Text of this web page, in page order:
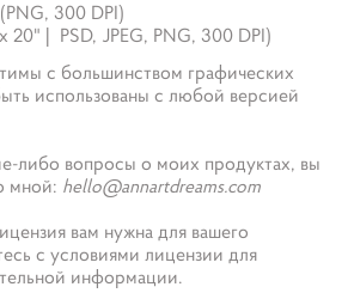
300 DPI)
20" | PSD, JPEG, PNG, 300 DPI)
с большинством графических
использованы с любой версией
либо вопросы о моих продуктах, вы
мной: hello@annartdreams.com
вам нужна для вашего
с условиями лицензии для
информации.